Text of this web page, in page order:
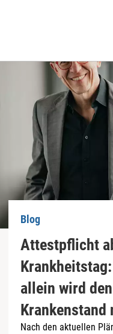
Blog
Attestpflicht
allein wird den
Krankenstand
Nach den aktuellen